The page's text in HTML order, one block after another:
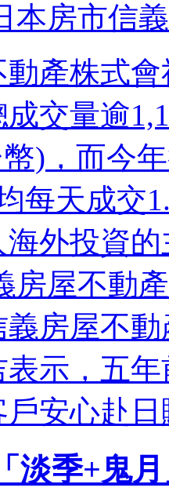
本房市信
產株式
交量逾
)，而今
每天成交
海外投資
房屋不動
房屋不
示，五
安心赴
「淡季+鬼